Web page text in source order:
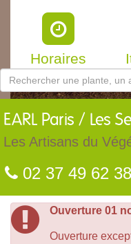
Horaires
EARL Paris / Les
Les Artisans du
02 37 49 62 38
Ouverture 01
Ouverture